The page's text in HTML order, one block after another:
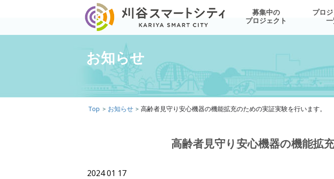
募集中の
プロジェクト
プロ
お知らせ
Top > お知らせ > 高齢者見守り安心機器の機能拡充のための実証実験を行います。
高齢者見守り安心機器の機能拡
2024 01 17